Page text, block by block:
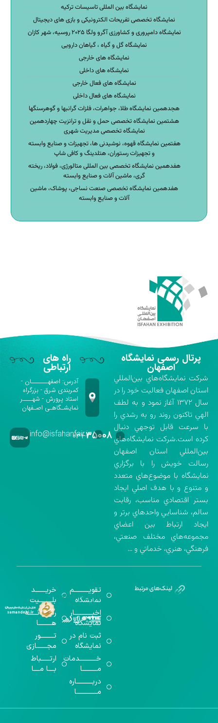
نمایشگاه بین المللی تاسیسات ترکیه
نمایشگاه تخصصی تفریحات الکترونیکی و بازی های دیجیتال
نمایشگاه دامپروری و کشاورزی آگرو ولگا ۲۰۲۵ روسیه، شهر کازان
نمایشگاه گل و گیاه ، گیاهان دارویی
نمایشگاه های خارجی
نمایشگاه های داخلی
نمایشگاه های فعال خارجی
نمایشگاه های فعال داخلی
هجدهمین نمایشگاه طلا، جواهرات، فلزات گرانبها و گوهرسنگها
هشتمین نمایشگاه تخصصی حمل و نقل و ترانزیت چهاردهمین
نمایشگاه تخصصی مدیریت شهری
هفتمین نمایشگاه قهوه، نوشیدنی ها، تجهیزات و صنایع وابسته
و تجهیزات رستوران، هتلدینگ و کافی شاپ
هفدهمین نمایشگاه تخصصی بین المللی متالورژی، فولاد، ریخته
گری، ماشین آلات و صنایع وابسته
هفدهمین نمایشگاه تخصصی صنعت نساجی، پوشاک، ماشین
آلات و صنایع وابسته
پرتال رسمی نمایشگاه
اصفهان
شركت نمايشگاه‌هاي بين‌المللي
استان اصفهان فعاليت خود را در
سال ۱۳۷۲ آغاز نمود و به لطف
الهي تاكنون روند رو به رشدي را
با سرعت قابل توجهي دنبال
كرده است.شركت نمايشگاه‌هاي
بين‌المللي استان اصفهان
رسالت خويش را با برگزاري
نمايشگاه با موضوع‌هاي متعدد
و متنوع و با هدف اصلي ايجاد
بستر اقتصادي مناسب، رقابت
سالم، شناسايي واحدهاي برتر و
ايجاد ارتباط بين اعضاي
مجموعه‌هاي مختلف صنعتي،
فرهنگي، هنري، خدماتي و …
راه های
ارتباطی
آدرس: اصفهـــــــان -
کمربندی شرق - بزرگراه
استاد پرورش - شهــــر
نمایشـگاهـی اصـفهان
۰۳۱-۳۵۰۰۸info@isfahanfair.ir
تقویــــــــــم
نمایشگاه
اخبــــــــــــار
نمایشگاه
ثبت نام در
نمایشگاه
خـــــــــــدمات
مــــــــــا
دربـــــــــــاره
مــــــــــــــا
خریـــــــد
بلـــــــــیت
رســـــانــــــه
هـــــــــا
تـــــــــور
مجـــــــازی
ارتــــــباط
بــــا مــــا
گواهینامه‌های
اخذ شده